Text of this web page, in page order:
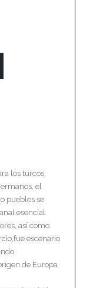
los turcos,
el
pueblos se
esencial
así como
escenario
de Europa